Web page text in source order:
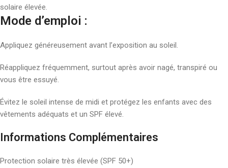
solaire élevée.
Mode d’emploi :
Appliquez généreusement avant l’exposition au soleil.
Réappliquez fréquemment, surtout après avoir nagé, transpiré ou
vous être essuyé.
Évitez le soleil intense de midi et protégez les enfants avec des
vêtements adéquats et un SPF élevé.
Informations Complémentaires
Protection solaire très élevée (SPF 50+)